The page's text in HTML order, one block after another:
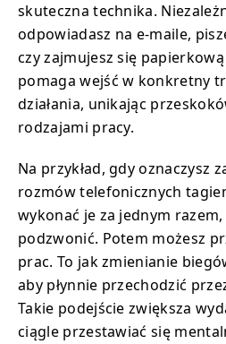
skuteczna technika.
odpowiadasz na e-maile,
czy zajmujesz się
pomaga wejść w konkretny
działania, unikając
rodzajami pracy.
Na przykład, gdy oznaczysz
rozmów telefonicznych
wykonać je za jednym
podzwonić. Potem możesz
prac. To jak zmienianie
aby płynnie przechodzić
Takie podejście zwiększa
ciągle przestawiać się